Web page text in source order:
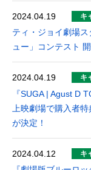
2024.04.19 キ
ティ・ジョイ劇場
ュー」コンテスト 開
2024.04.19 キ
『SUGA | Agust D
上映劇場で購入者
が決定！
2024.04.12 キ